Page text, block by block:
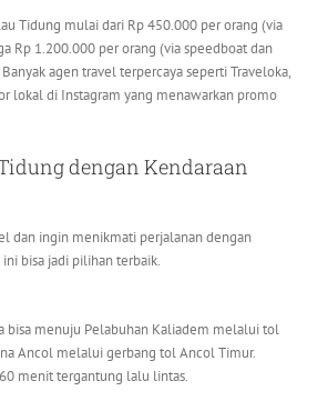
Tidung mulai dari Rp 450.000 per orang (via
Rp 1.200.000 per orang (via speedboat dan
agen travel terpercaya seperti Traveloka,
lokal di Instagram yang menawarkan promo
dengan Kendaraan
dan ingin menikmati perjalanan dengan
bisa jadi pilihan terbaik.
bisa menuju Pelabuhan Kaliadem melalui tol
Ancol melalui gerbang tol Ancol Timur.
menit tergantung lalu lintas.